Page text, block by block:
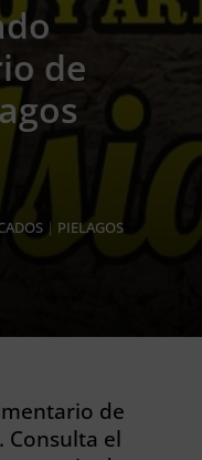
de
| PIELAGOS
de
Consulta el